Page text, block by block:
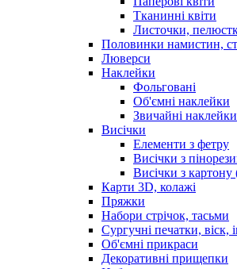
Тканинні квіти
Листочки,
Половинки намистин,
Люверси
Наклейки
Фольговані
Об'ємні наклейки
Звичайні наклейки
Висічки
Елементи з фетру
Висічки з
Висічки з картону
Карти 3D, колажі
Пряжки
Набори стрічок, тасьми
Сургучні печатки, віск,
Об'ємні прикраси
Декоративні прищепки